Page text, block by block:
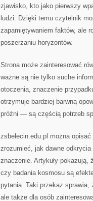
zjawisko, kto jako pierwszy
ludzi. Dzięki temu czytelnik
zapamiętywaniem faktów, ale
poszerzaniu horyzontów.
Strona może zainteresować
ważne są nie tylko suche
otoczenia, znaczenie
otrzymuje bardziej barwną
próżni — są częścią potrzeb
zsbelecin.edu.pl można
zrozumieć, jak dawne odkrycia
znaczenie. Artykuły
czy badania kosmosu są
pytania. Taki przekaz sprawia,
ale także dla osób